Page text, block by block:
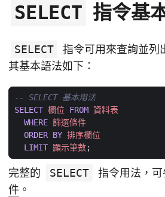
SELECT 指令基
SELECT
指令可用來查詢並列
其基本語法如下：
SELECT 欄位 FROM 資料表
WHERE 篩選條件
ORDER BY 排序欄位
LIMIT 顯示筆數;
完整的 SELECT 指令用法，可
件 。